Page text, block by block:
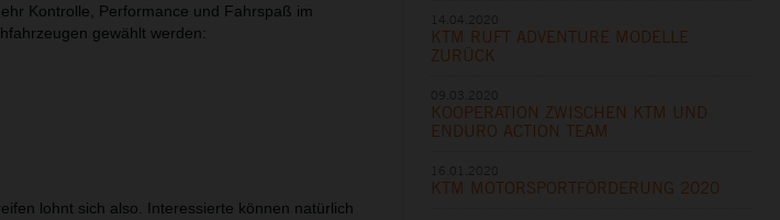
Kontrolle, Performance und Fahrspaß im
gewählt werden:
lohnt sich also. Interessierte können natürlich
KTM RUFT ADVENTURE MODELLE
ZURÜCK
KOOPERATION ZWISCHEN KTM UND
ENDURO ACTION TEAM
KTM MOTORSPORTFÖRDERUNG 2020